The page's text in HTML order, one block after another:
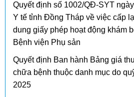
Quyết định số 1002/QĐ-SYT
Y tế tỉnh Đồng Tháp về việc cấp
dung giấy phép hoạt động khám
Bệnh viện Phụ sản
Quyết định Ban hành Bảng giá
chữa bệnh thuộc danh mục do
2025